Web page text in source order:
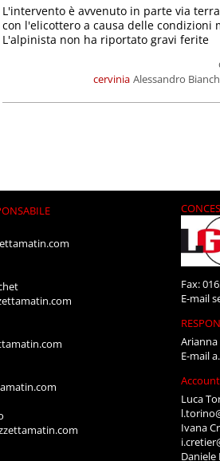
cervinia Alessandro
L'intervento è avvenuto in parte via
con l'elicottero a causa delle condizioni
L'alpinista non ha riportato gravi ferite
Fax:
E-mail
Arianna
E-mail
Account
Luca
Ivana
Daniele